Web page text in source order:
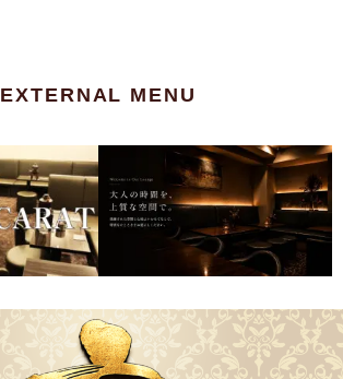
EXTERNAL MENU